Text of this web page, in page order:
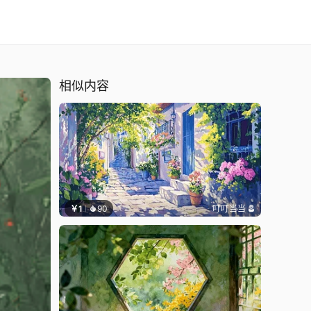
相似内容
￥1 90 叮叮当当